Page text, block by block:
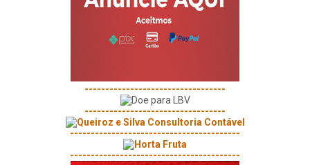
----------------------------------
----------------------------------
-----------------------------------------
-----------------------------------------